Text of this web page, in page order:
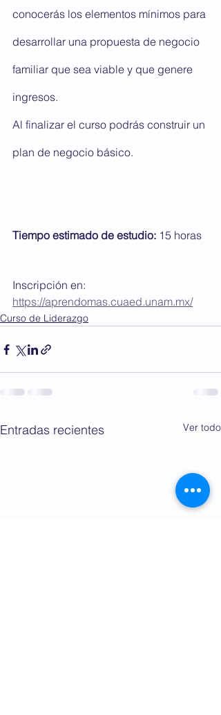
conocerás los elementos mínimos para
desarrollar una propuesta de negocio
familiar que sea viable y que genere
ingresos.
Al finalizar el curso podrás construir un
plan de negocio básico.
Tiempo estimado de estudio: 15 horas
Inscripción en:
https://aprendomas.cuaed.unam.mx/
Curso de Liderazgo
Entradas recientes Ver todo